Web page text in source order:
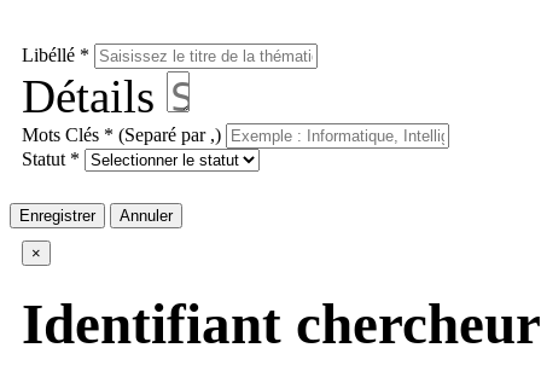
Libéllé *
Détails
Mots Clés * (Separé par ,)
Statut *
Enregistrer Annuler
×
Identifiant chercheur